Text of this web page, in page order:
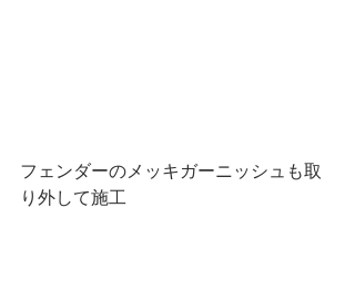
フェンダーのメッキガーニッシュも取
り外して施工